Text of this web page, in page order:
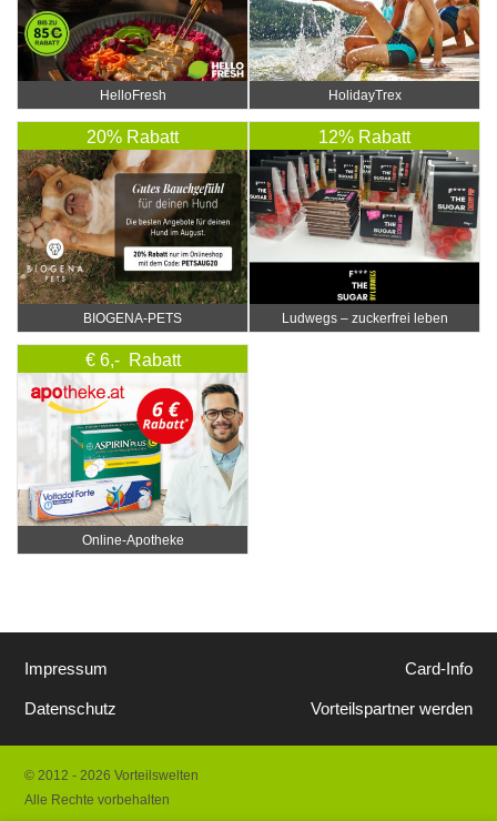
HelloFresh HolidayTrex
20% Rabatt
BIOGENA-PETS
12% Rabatt
Ludwegs – zuckerfrei leben
€ 6,- Rabatt
Online‑Apotheke
Impressum
Datenschutz
Card-Info
Vorteilspartner werden
© 2012 - 2026 Vorteilswelten
Alle Rechte vorbehalten